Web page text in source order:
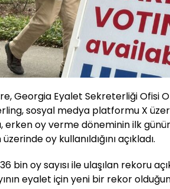
Georgia Eyalet Sekreterliği Ofisi
sosyal medya platformu X
erken oy verme döneminin ilk
oy kullanıldığını açıkladı.
bin oy sayısı ile ulaşılan rekoru
eyalet için yeni bir rekor